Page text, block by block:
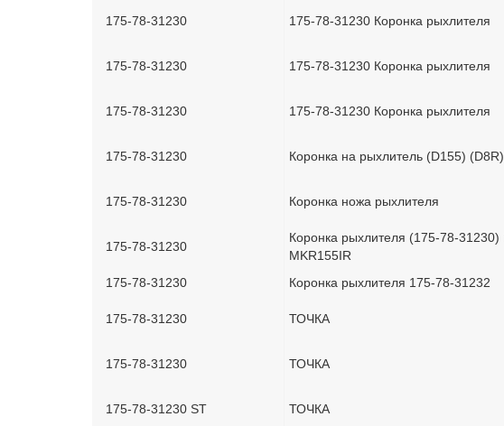
175-78-31230 175-78-31230 Коронка рыхлителя
175-78-31230 175-78-31230 Коронка рыхлителя
175-78-31230 175-78-31230 Коронка рыхлителя
175-78-31230 Коронка на рыхлитель (D155) (D8R)
175-78-31230 Коронка ножа рыхлителя
175-78-31230
Коронка рыхлителя (175-78-
MKR155IR
175-78-31230 Коронка рыхлителя 175-78-31232
175-78-31230 ТОЧКА
175-78-31230 ТОЧКА
175-78-31230 ST ТОЧКА